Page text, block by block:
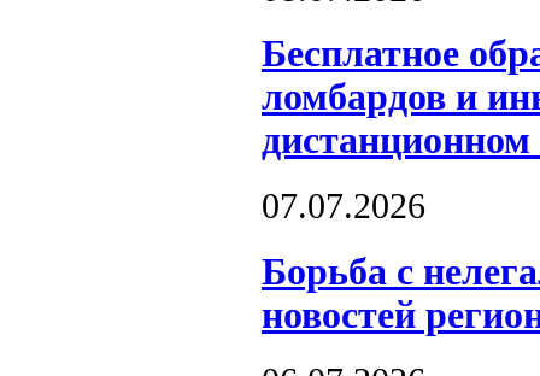
Бесплатное
ломбардов и
07.07.2026
Борьба с
новостей